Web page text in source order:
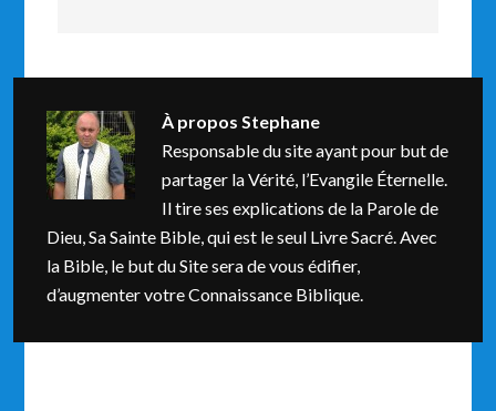
À proposStephane
Responsable du site ayant pour but de
partager la Vérité, l’Evangile Éternelle.
Il tire ses explications de la Parole de
Dieu, Sa Sainte Bible, qui est le seul Livre Sacré. Avec
la Bible, le but du Site sera de vous édifier,
d’augmenter votre Connaissance Biblique.